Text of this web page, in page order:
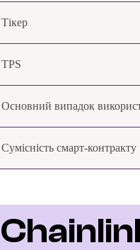
Тікер
TPS
Основний випадок
Сумісність смарт-контракту